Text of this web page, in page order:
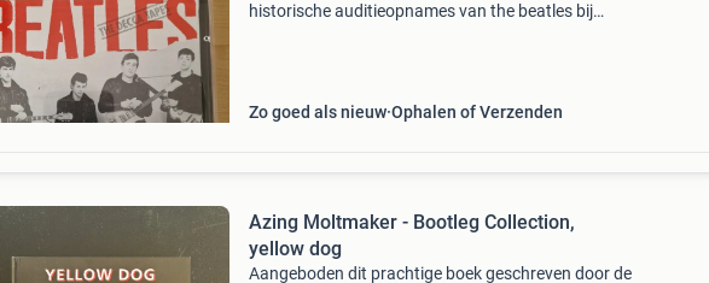
historische auditieopnames van the beatles bij
Zo goed als nieuw Ophalen of Verzenden
Azing Moltmaker - Bootleg Collection,
yellow dog
Aangeboden dit prachtige boek geschreven door de